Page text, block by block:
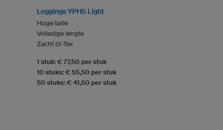
Leggings YPH5 Light
Hoge taille
Volledige lengte
Zacht LY-Tex
1 stuk: € 77,50 per stuk
10 stuks: € 55,50 per stuk
50 stuks: € 41,50 per stuk